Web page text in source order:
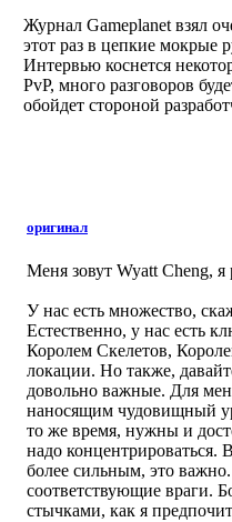
Журнал Gameplanet взял
этот раз в цепкие мокрые
Интервью коснется
PvP, много разговоров
обойдет стороной
оригинал
Меня зовут Wyatt Cheng,
У нас есть множество,
Естественно, у нас есть
Королем Скелетов,
локации. Но также,
довольно важные. Для
наносящим чудовищный
то же время, нужны и
надо концентрироваться.
более сильным, это
соответствующие враги.
стычками, как я